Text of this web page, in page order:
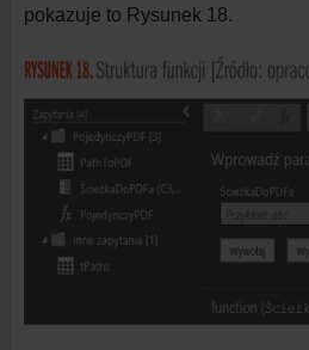
pokazuje to Rysunek 18.